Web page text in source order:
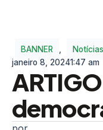
BANNER Notícias
janeiro 8, 20241:47 am